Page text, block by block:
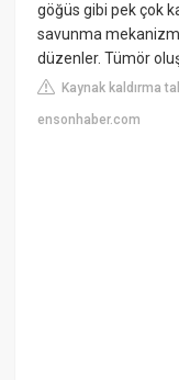
göğüs gibi pek çok
savunma
düzenler. Tümör
Kaynak kaldırma
ensonhaber.com